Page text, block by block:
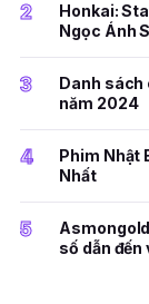
2
Honkai:
Ngọc Ánh
3
Danh sách
năm 2024
4
Phim Nhật
Nhất
5
số dẫn đến